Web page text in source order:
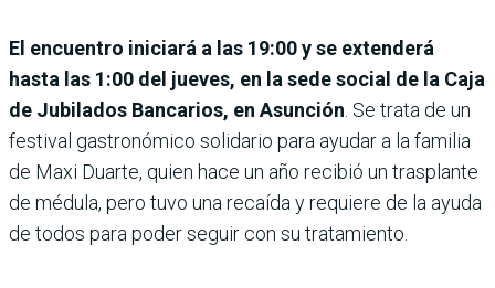
El encuentro iniciará a las 19:00 y se extenderá
hasta las 1:00 del jueves, en la sede social de la Caja
de Jubilados Bancarios, en Asunción . Se trata de un
festival gastronómico solidario para ayudar a la familia
de Maxi Duarte, quien hace un año recibió un trasplante
de médula, pero tuvo una recaída y requiere de la ayuda
de todos para poder seguir con su tratamiento.